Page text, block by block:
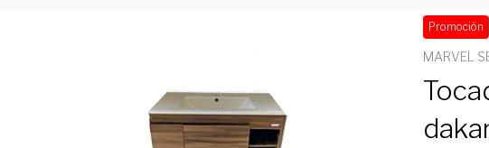
Promoción
MARVEL